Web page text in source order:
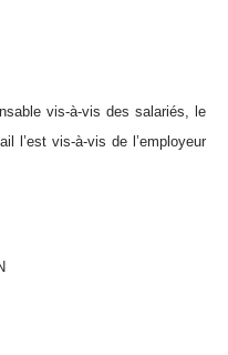
vis-à-vis des salariés, le
l’est vis-à-vis de l’employeur